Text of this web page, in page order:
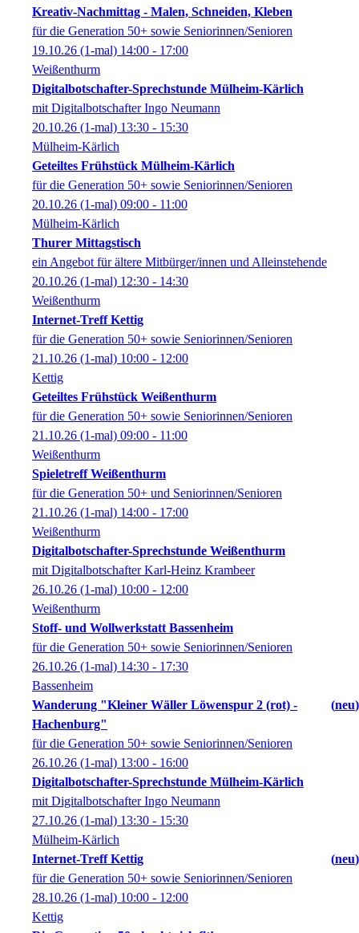
Kreativ-Nachmittag - Malen, Schneiden, Kleben
für die Generation 50+ sowie Seniorinnen/Senioren
19.10.26 (1-mal) 14:00 - 17:00
Weißenthurm
Digitalbotschafter-Sprechstunde Mülheim-Kärlich
mit Digitalbotschafter Ingo Neumann
20.10.26 (1-mal) 13:30 - 15:30
Mülheim-Kärlich
Geteiltes Frühstück Mülheim-Kärlich
für die Generation 50+ sowie Seniorinnen/Senioren
20.10.26 (1-mal) 09:00 - 11:00
Mülheim-Kärlich
Thurer Mittagstisch
ein Angebot für ältere Mitbürger/innen und Alleinstehende
20.10.26 (1-mal) 12:30 - 14:30
Weißenthurm
Internet-Treff Kettig
für die Generation 50+ sowie Seniorinnen/Senioren
21.10.26 (1-mal) 10:00 - 12:00
Kettig
Geteiltes Frühstück Weißenthurm
für die Generation 50+ sowie Seniorinnen/Senioren
21.10.26 (1-mal) 09:00 - 11:00
Weißenthurm
Spieletreff Weißenthurm
für die Generation 50+ und Seniorinnen/Senioren
21.10.26 (1-mal) 14:00 - 17:00
Weißenthurm
Digitalbotschafter-Sprechstunde Weißenthurm
mit Digitalbotschafter Karl-Heinz Krambeer
26.10.26 (1-mal) 10:00 - 12:00
Weißenthurm
Stoff- und Wollwerkstatt Bassenheim
für die Generation 50+ sowie Seniorinnen/Senioren
26.10.26 (1-mal) 14:30 - 17:30
Bassenheim
Wanderung "Kleiner Wäller Löwenspur 2 (rot) -
Hachenburg"
neu
für die Generation 50+ sowie Seniorinnen/Senioren
26.10.26 (1-mal) 13:00 - 16:00
Digitalbotschafter-Sprechstunde Mülheim-Kärlich
mit Digitalbotschafter Ingo Neumann
27.10.26 (1-mal) 13:30 - 15:30
Mülheim-Kärlich
Internet-Treff Kettig
neu
für die Generation 50+ sowie Seniorinnen/Senioren
28.10.26 (1-mal) 10:00 - 12:00
Kettig